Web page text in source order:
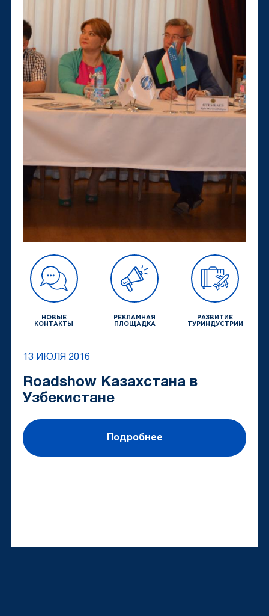
НОВЫЕ
КОНТАКТЫ
РЕКЛАМНАЯ
ПЛОЩАДКА
РАЗВИТИЕ
ТУРИНДУСТРИИ
13 ИЮЛЯ 2016
Roadshow Казахстана в
Узбекистане
Подробнее